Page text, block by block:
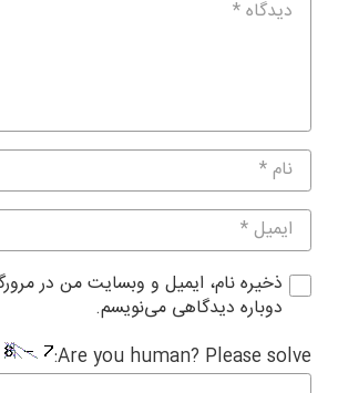
ذخیره نام، ایمیل و وبسایت من در
دوباره دیدگاهی می‌نویسم.
Are you human? Please solve: